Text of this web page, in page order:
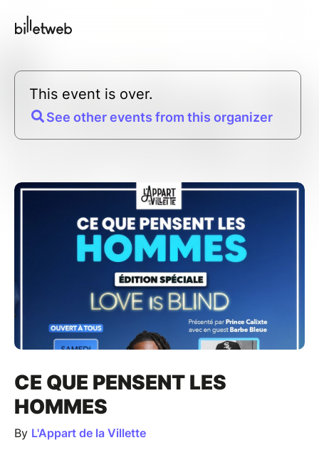
This event is over.
See other events from this organizer
CE QUE PENSENT LES
HOMMES
By L'Appart de la Villette